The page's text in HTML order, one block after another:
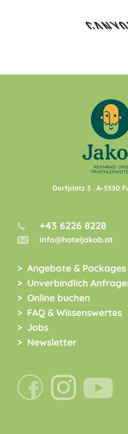
Dorfplatz 3 . A-5330
+43 6226 8228
info@hoteljakob.at
Angebote & Packages
Unverbindlich
Online buchen
FAQ & Wissenswertes
Jobs
Newsletter